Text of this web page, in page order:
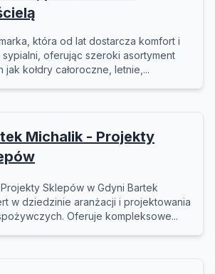
która od lat dostarcza komfort i
oferując szeroki asortyment
kołdry całoroczne, letnie,...
Michalik - Projekty
Sklepów w Gdyni Bartek
w dziedzinie aranżacji i projektowania
Oferuje kompleksowe...